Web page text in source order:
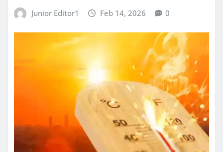
Junior Editor1 Feb 14, 2026 0